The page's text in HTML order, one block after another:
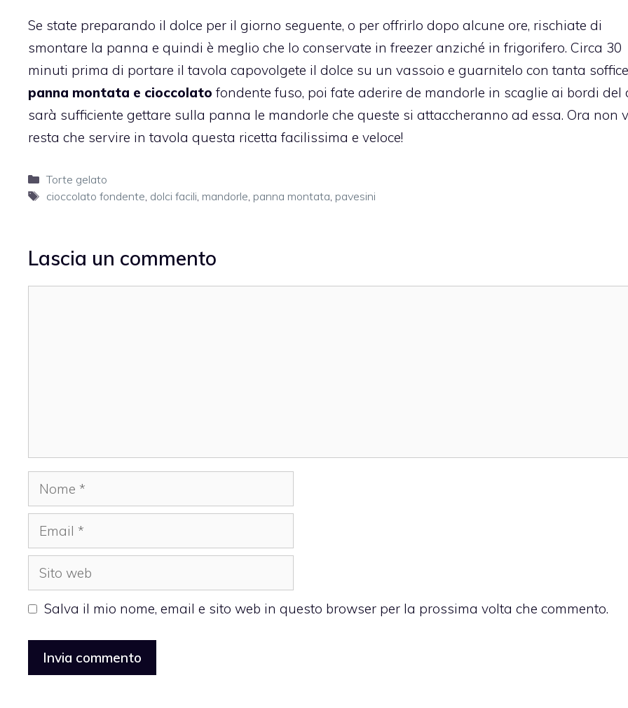
Se state preparando il dolce per il giorno seguente, o per offrirlo dopo alcune ore, rischiate di
smontare la panna e quindi è meglio che lo conservate in freezer anziché in frigorifero. Circa 30
minuti prima di portare il tavola capovolgete il dolce su un vassoio e guarnitelo con tanta soffice
panna montata e cioccolato fondente fuso, poi fate aderire de mandorle in scaglie ai bordi del
sarà sufficiente gettare sulla panna le mandorle che queste si attaccheranno ad essa. Ora non
resta che servire in tavola questa ricetta facilissima e veloce!
Categorie
Torte gelato
Tag
cioccolato fondente, dolci facili, mandorle, panna montata, pavesini
Lascia un commento
Nome
Email
Sito
web
Salva il mio nome, email e sito web in questo browser per la prossima volta che commento.